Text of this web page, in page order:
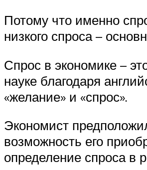
Потому что именно
низкого спроса –
Спрос в экономике –
науке благодаря
«желание» и «спрос».
Экономист
возможность его
определение спроса в